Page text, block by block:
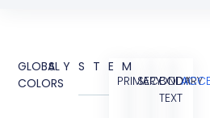
GLOBAL
COLORS
SYSTEM
PRIMARY
SECONDARY
BODY
TEXT